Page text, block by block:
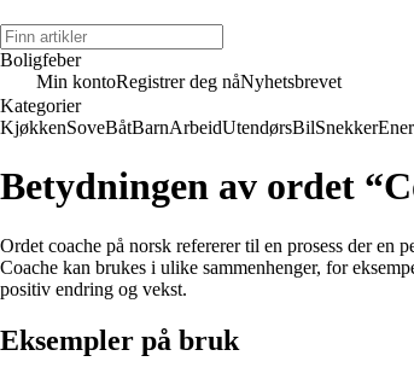
Boligfeber
Min kontoRegistrer deg nåNyhetsbrevet
Kategorier
KjøkkenSoveBåtBarnArbeidUtendørsBilSnekker
Betydningen av ordet
Ordet coache på norsk refererer til en prosess der en
Coache kan brukes i ulike sammenhenger, for
positiv endring og vekst.
Eksempler på bruk